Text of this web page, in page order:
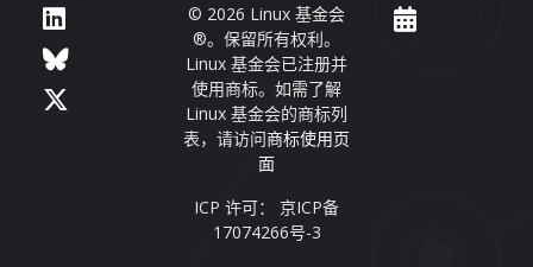
© 2026 Linux 基金会
®。保留所有权利。
Linux 基金会已注册并
使用商标。如需了解
Linux 基金会的商标列
表，请访问商标使用页
面
ICP 许可： 京ICP备
17074266号-3